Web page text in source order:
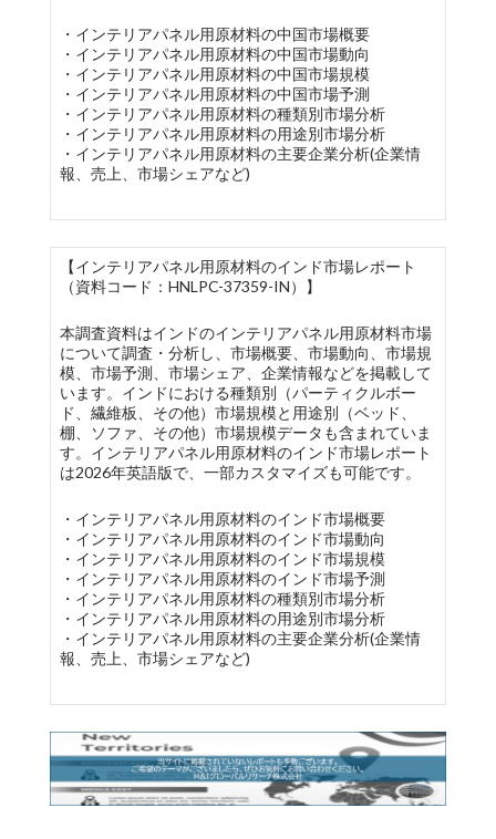
・インテリアパネル用原材料の中国市場概要
・インテリアパネル用原材料の中国市場動向
・インテリアパネル用原材料の中国市場規模
・インテリアパネル用原材料の中国市場予測
・インテリアパネル用原材料の種類別市場分析
・インテリアパネル用原材料の用途別市場分析
・インテリアパネル用原材料の主要企業分析(企業情
報、売上、市場シェアなど)
【インテリアパネル用原材料のインド市場レポート
（資料コード：HNLPC-37359-IN）】
本調査資料はインドのインテリアパネル用原材料市場
について調査・分析し、市場概要、市場動向、市場規
模、市場予測、市場シェア、企業情報などを掲載して
います。インドにおける種類別（パーティクルボー
ド、繊維板、その他）市場規模と用途別（ベッド、
棚、ソファ、その他）市場規模データも含まれていま
す。インテリアパネル用原材料のインド市場レポート
は2026年英語版で、一部カスタマイズも可能です。
・インテリアパネル用原材料のインド市場概要
・インテリアパネル用原材料のインド市場動向
・インテリアパネル用原材料のインド市場規模
・インテリアパネル用原材料のインド市場予測
・インテリアパネル用原材料の種類別市場分析
・インテリアパネル用原材料の用途別市場分析
・インテリアパネル用原材料の主要企業分析(企業情
報、売上、市場シェアなど)